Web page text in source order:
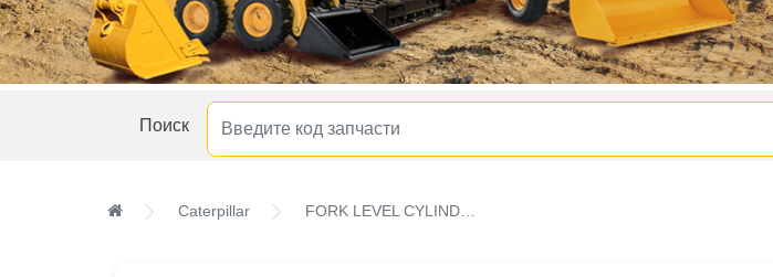
Поиск
Caterpillar FORK LEVEL CYLINDER GROUP